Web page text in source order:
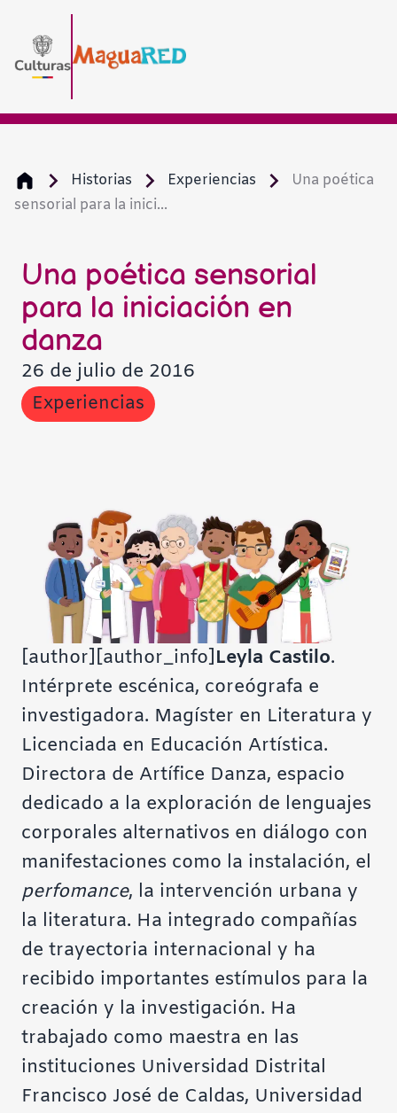
Historias Experiencias
Una poética
sensorial para la inici...
Una poética sensorial
para la iniciación en
danza
26 de julio de 2016
Experiencias
[author][author_info] Leyla Castilo.
Intérprete escénica, coreógrafa e
investigadora. Magíster en Literatura y
Licenciada en Educación Artística.
Directora de Artífice Danza, espacio
dedicado a la exploración de lenguajes
corporales alternativos en diálogo con
manifestaciones como la instalación, el
perfomance, la intervención urbana y
la literatura. Ha integrado compañías
de trayectoria internacional y ha
recibido importantes estímulos para la
creación y la investigación. Ha
trabajado como maestra en las
instituciones Universidad Distrital
Francisco José de Caldas, Universidad